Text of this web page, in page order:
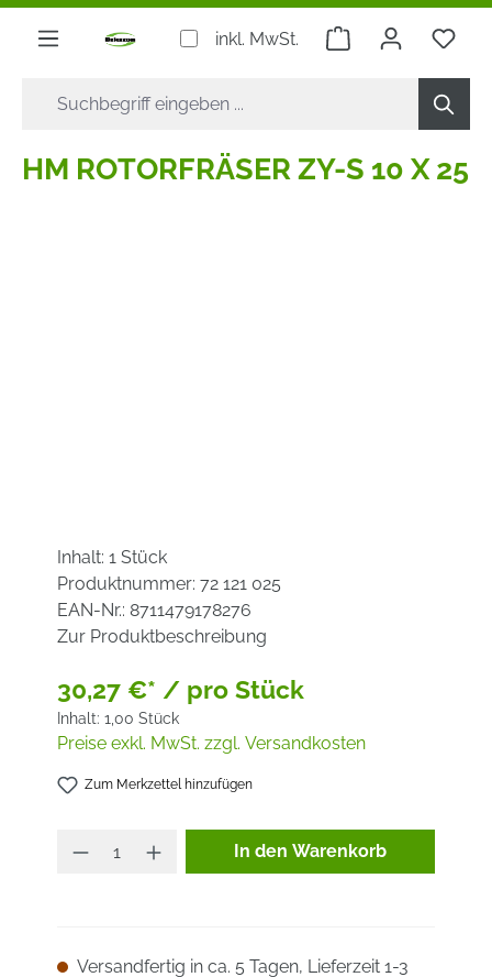
springen
inkl. MwSt. Warenkorb
HM ROTORFRÄSER ZY-S 10 X 25
Inhalt: 1 Stück
Produktnummer: 72 121 025
EAN-Nr.: 8711479178276
Zur Produktbeschreibung
30,27 €* / pro Stück
Inhalt: 1,00 Stück
Preise exkl. MwSt. zzgl. Versandkosten
Zum Merkzettel hinzufügen
Produkt Anzahl: Gib den
In den Warenkorb
Versandfertig in ca. 5 Tagen, Lieferzeit 1-3